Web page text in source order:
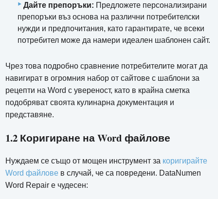
Дайте препоръки: Предложете персонализирани
препоръки въз основа на различни потребителски
нужди и предпочитания, като гарантирате, че всеки
потребител може да намери идеален шаблонен сайт.
Чрез това подробно сравнение потребителите могат да
навигират в огромния набор от сайтове с шаблони за
рецепти на Word с увереност, като в крайна сметка
подобряват своята кулинарна документация и
представяне.
1.2 Коригиране на Word файлове
Нуждаем се също от мощен инструмент за коригирайте
Word файлове в случай, че са повредени. DataNumen
Word Repair е чудесен: